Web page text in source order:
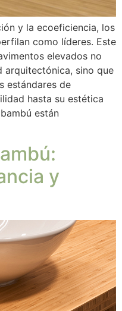
y la ecoeficiencia, los
como líderes. Este
elevados no
arquitectónica, sino que
estándares de
hasta su estética
están
y